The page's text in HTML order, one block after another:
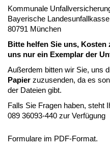
Kommunale
Bayerische Landesunfallkasse
80791 München
Bitte helfen Sie uns, Kosten
uns nur ein Exemplar der
Außerdem bitten wir Sie, uns
Papier zuzusenden, da es
der Dateien gibt.
Falls Sie Fragen haben, steht
089 36093-440 zur Verfügung
Formulare im PDF-Format.